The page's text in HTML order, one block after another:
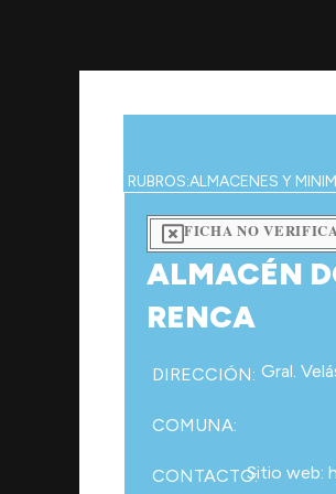
contenido
RUBROS:ALMACENES Y
FICHA NO
ALMACÉN
RENCA
DIRECCIÓN: Gral.
COMUNA:
CONTACTO:Sitio web: